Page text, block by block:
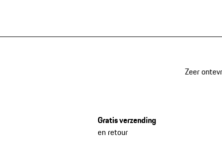
Zeer
Gratis verzending
en retour